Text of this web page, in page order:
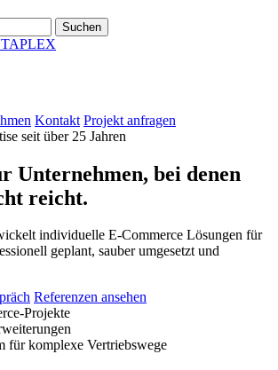
Suchen
Kontakt Projekt anfragen
seit über 25 Jahren
Unternehmen, bei denen
reicht.
individuelle E-Commerce Lösungen für
geplant, sauber umgesetzt und
Referenzen ansehen
Projekte
für komplexe Vertriebswege